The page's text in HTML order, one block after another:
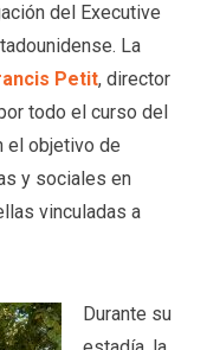
del Executive
La
Petit, director
todo el curso del
el objetivo de
y sociales en
vinculadas a
Durante su